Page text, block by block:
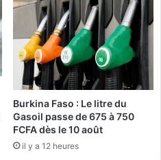
Burkina Faso : Le litre du
Gasoil passe de 675 à 750
FCFA dès le 10 août
il y a 12 heures